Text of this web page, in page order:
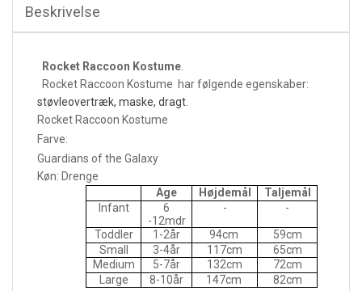
Beskrivelse
Rocket Raccoon Kostume
Rocket Raccoon Kostume har følgende egenskaber:
støvleovertræk, maske, dragt
Rocket Raccoon Kostume
Farve:
Guardians of the Galaxy
Køn: Drenge
Age
Højdemål
Taljemål
Infant
6
-12mdr
- -
Toddler 1-2år 94cm
59cm
Small
3-4år 117cm
65cm
Medium
5-7år 132cm
72cm
Large
8-10år 147cm 82cm